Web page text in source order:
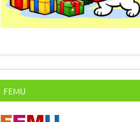
FEMU